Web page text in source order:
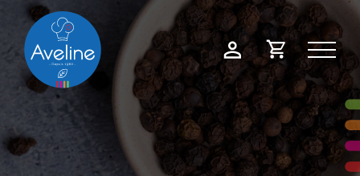
Mon
compte
Demande
de
devis
Panneau de gestion des cookies